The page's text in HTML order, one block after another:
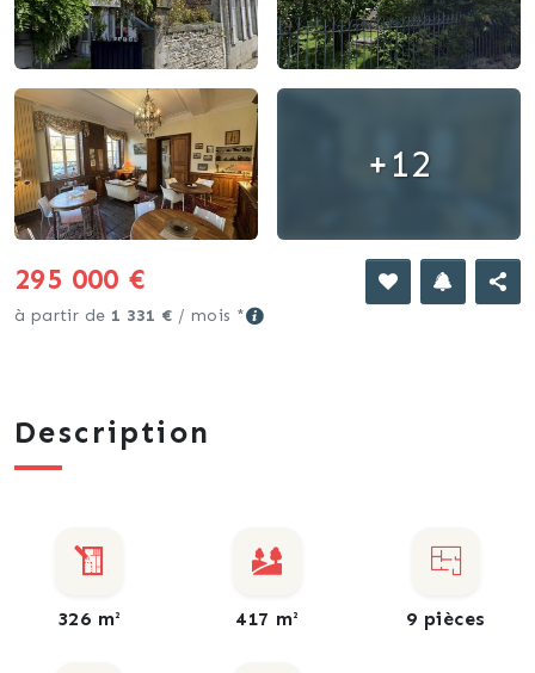
+12
295 000 €
à partir de 1 331 € / mois *
Description
326 m² 417 m² 9 pièces